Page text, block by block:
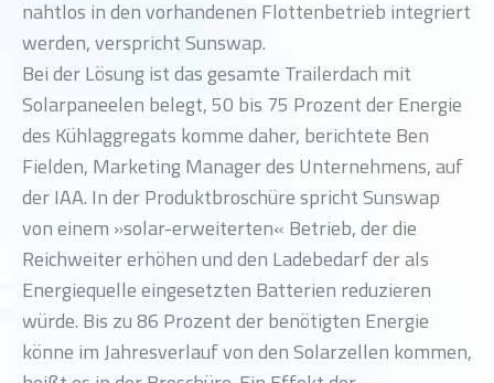
nahtlos in den vorhandenen Flottenbetrieb integriert
werden, verspricht Sunswap.
Bei der Lösung ist das gesamte Trailerdach mit
Solarpaneelen belegt, 50 bis 75 Prozent der Energie
des Kühlaggregats komme daher, berichtete Ben
Fielden, Marketing Manager des Unternehmens, auf
der IAA. In der Produktbroschüre spricht Sunswap
von einem »solar-erweiterten« Betrieb, der die
Reichweiter erhöhen und den Ladebedarf der als
Energiequelle eingesetzten Batterien reduzieren
würde. Bis zu 86 Prozent der benötigten Energie
könne im Jahresverlauf von den Solarzellen kommen,